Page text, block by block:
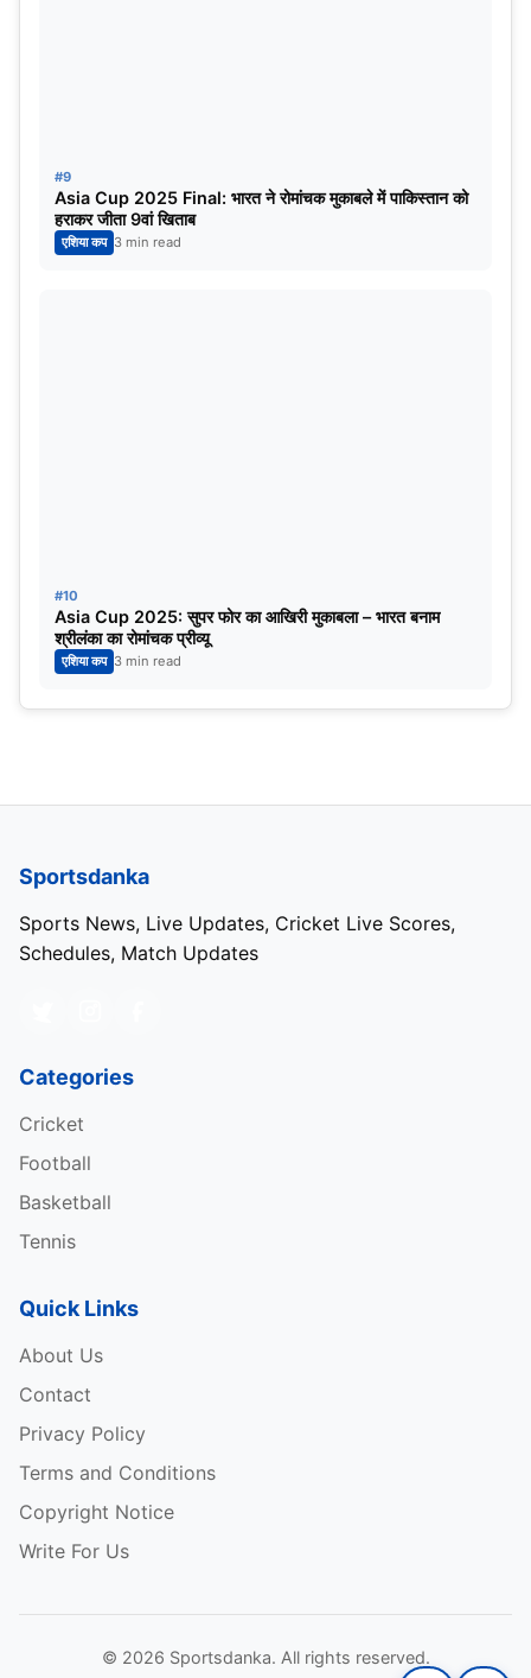
#9
Asia Cup 2025 Final: भारत ने रोमांचक मुकाबले में पाकिस्तान को
हराकर जीता 9वां खिताब
एशिया कप 3 min read
#10
Asia Cup 2025: सुपर फोर का आखिरी मुकाबला – भारत बनाम
श्रीलंका का रोमांचक प्रीव्यू
एशिया कप 3 min read
Sportsdanka
Sports News, Live Updates, Cricket Live Scores,
Schedules, Match Updates
Categories
Cricket
Football
Basketball
Tennis
Quick Links
About Us
Contact
Privacy Policy
Terms and Conditions
Copyright Notice
Write For Us
© 2026 Sportsdanka. All rights reserved.